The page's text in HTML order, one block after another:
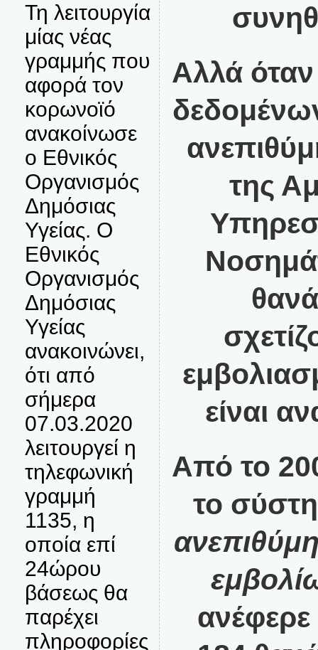
Τη λειτουργία
μίας νέας
γραμμής που
αφορά τον
κορωνοϊό
ανακοίνωσε
ο Εθνικός
Οργανισμός
Δημόσιας
Υγείας. Ο
Εθνικός
Οργανισμός
Δημόσιας
Υγείας
ανακοινώνει,
ότι από
σήμερα
07.03.2020
λειτουργεί η
τηλεφωνική
γραμμή
1135, η
οποία επί
24ώρου
βάσεως θα
παρέχει
πληροφορίες
Αλλά
της
είναι
Από το
το
ανέφερε